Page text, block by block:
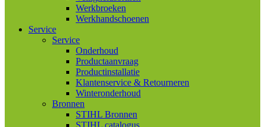
Werkbroeken
Werkhandschoenen
Service
Service
Onderhoud
Productaanvraag
Productinstallatie
Klantenservice & Retourneren
Winteronderhoud
Bronnen
STIHL Bronnen
STIHL catalogus